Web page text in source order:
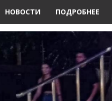
НОВОСТИ ПОДРОБНЕЕ